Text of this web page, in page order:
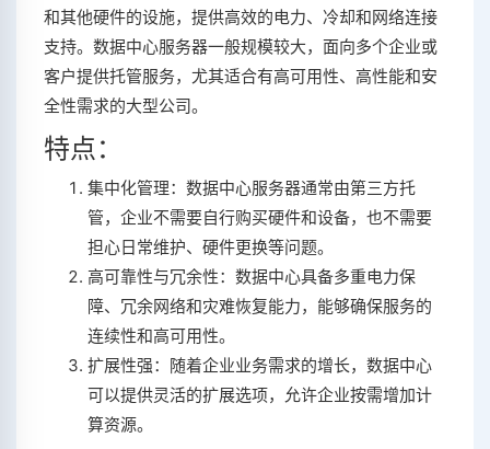
和其他硬件的设施，提供高效的电力、冷却和网络连接
支持。数据中心服务器一般规模较大，面向多个企业或
客户提供托管服务，尤其适合有高可用性、高性能和安
全性需求的大型公司。
特点：
集中化管理：数据中心服务器通常由第三方托
管，企业不需要自行购买硬件和设备，也不需要
担心日常维护、硬件更换等问题。
高可靠性与冗余性：数据中心具备多重电力保
障、冗余网络和灾难恢复能力，能够确保服务的
连续性和高可用性。
扩展性强：随着企业业务需求的增长，数据中心
可以提供灵活的扩展选项，允许企业按需增加计
算资源。